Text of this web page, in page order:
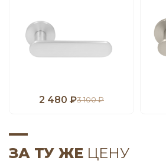
2 480 ₽3 100 ₽
ЗА ТУ ЖЕ ЦЕНУ